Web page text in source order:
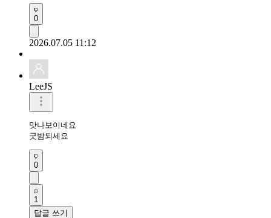
0
2026.07.05 11:12
LeeJS
맛나보이네요
굿밤되세요
0
1
답글 쓰기